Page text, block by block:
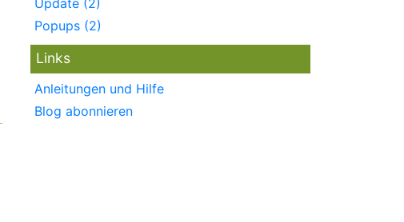
Popups (2)
Links
Anleitungen und Hilfe
Blog abonnieren